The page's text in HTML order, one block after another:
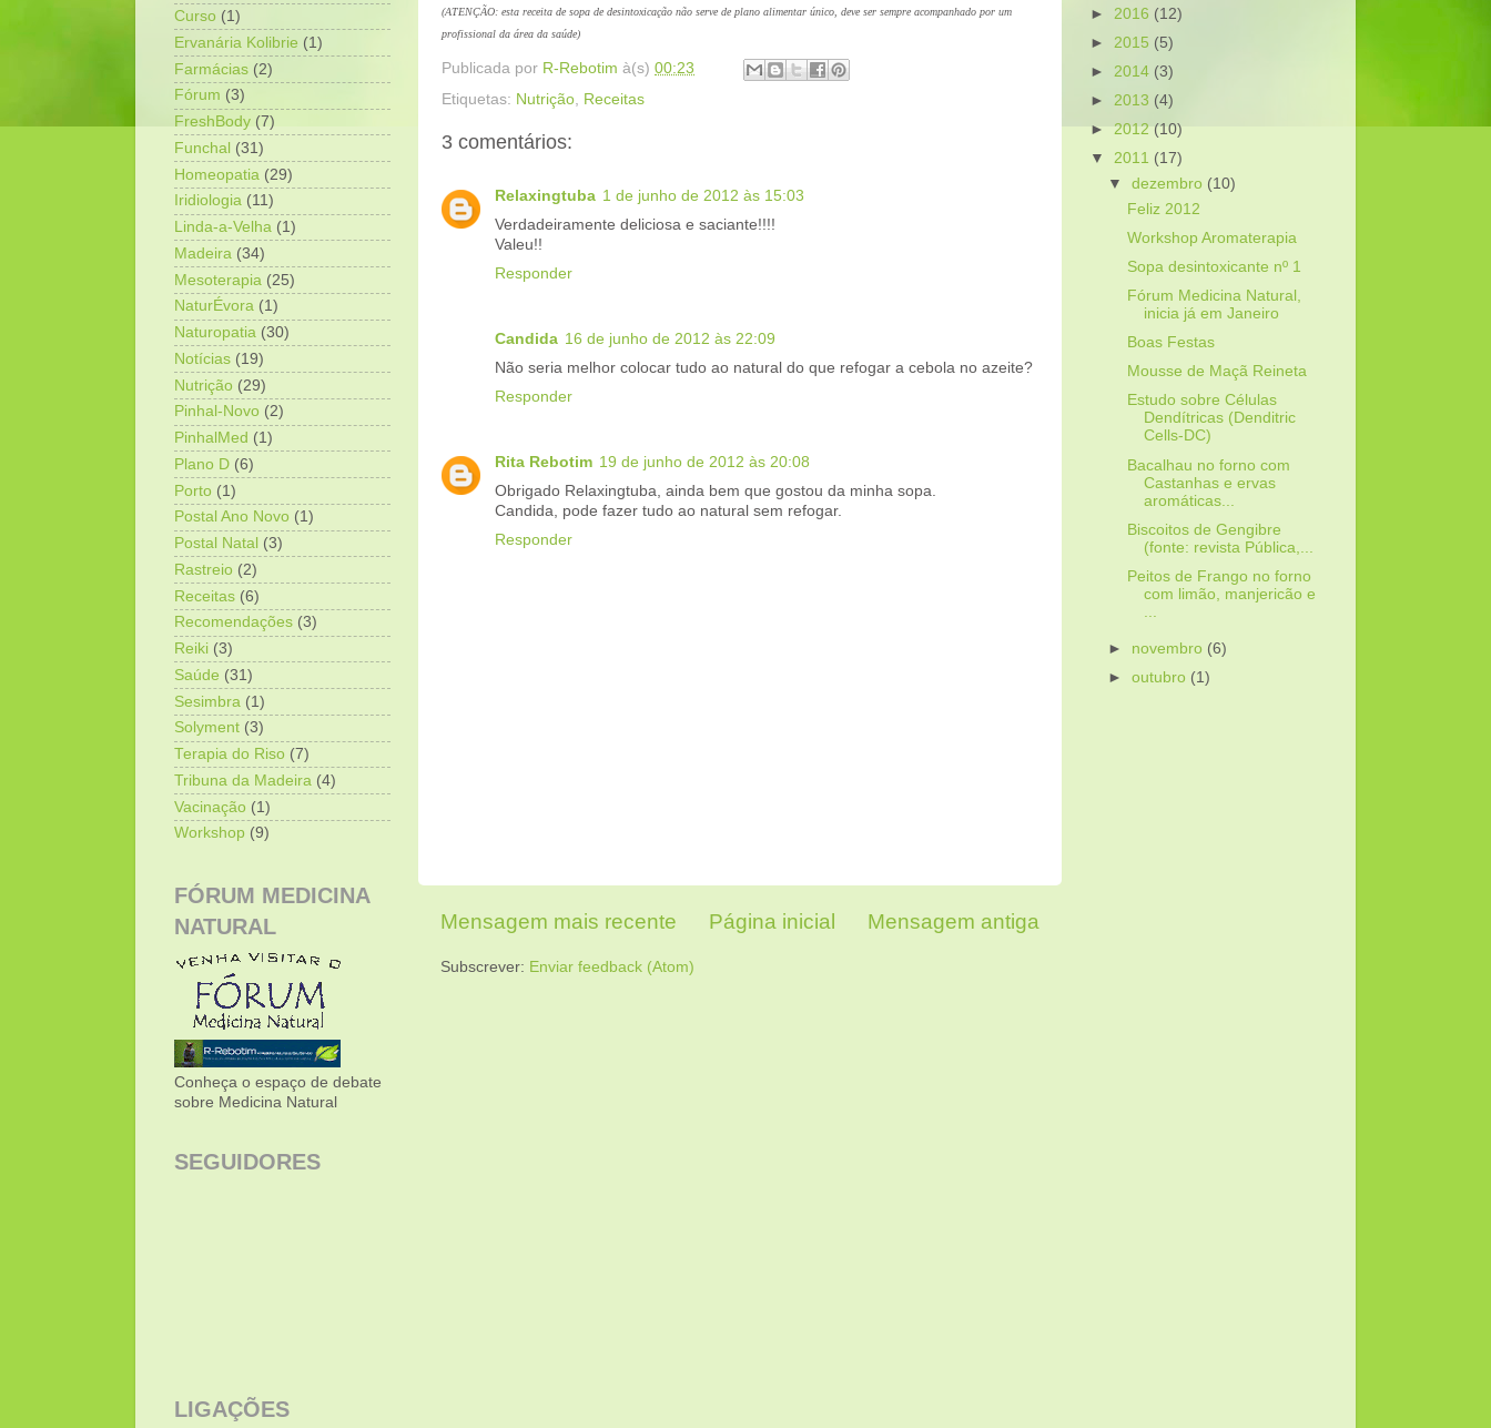
(ATENÇÃO: esta receita de sopa de desintoxicação não serve de plano alimentar único, deve ser sempre acompanhado por um
profissional da área da saúde)
Publicada por R-Rebotim à(s) 00:23
Etiquetas: Nutrição Receitas
3 comentários:
Relaxingtuba 1 de junho de 2012 às 15:03
Verdadeiramente deliciosa e saciante!!!!
Valeu!!
Responder
Candida 16 de junho de 2012 às 22:09
Não seria melhor colocar tudo ao natural do que refogar a cebola no azeite?
Responder
Rita Rebotim 19 de junho de 2012 às 20:08
Obrigado Relaxingtuba, ainda bem que gostou da minha sopa.
Candida, pode fazer tudo ao natural sem refogar.
Responder
Mensagem mais recente Mensagem antiga
Página inicial
Subscrever: Enviar feedback (Atom)
Curso (1)
Ervanária Kolibrie (1)
Farmácias (2)
Fórum (3)
FreshBody (7)
Funchal (31)
Homeopatia (29)
Iridiologia (11)
Linda-a-Velha (1)
Madeira (34)
Mesoterapia (25)
NaturÉvora (1)
Naturopatia (30)
Notícias (19)
Nutrição (29)
Pinhal-Novo (2)
PinhalMed (1)
Plano D (6)
Porto (1)
Postal Ano Novo (1)
Postal Natal (3)
Rastreio (2)
Receitas (6)
Recomendações (3)
Reiki (3)
Saúde (31)
Sesimbra (1)
Solyment (3)
Terapia do Riso (7)
Tribuna da Madeira (4)
Vacinação (1)
Workshop (9)
FÓRUM MEDICINA
NATURAL
Conheça o espaço de debate
sobre Medicina Natural
SEGUIDORES
LIGAÇÕES
► 2016 (12)
► 2015 (5)
► 2014 (3)
► 2013 (4)
► 2012 (10)
▼ 2011 (17)
▼dezembro (10)
Feliz 2012
Workshop Aromaterapia
Sopa desintoxicante nº 1
Fórum Medicina Natural,
inicia já em Janeiro
Boas Festas
Mousse de Maçã Reineta
Estudo sobre Células
Dendítricas (Denditric
Cells-DC)
Bacalhau no forno com
Castanhas e ervas
aromáticas...
Biscoitos de Gengibre
(fonte: revista Pública,...
Peitos de Frango no forno
com limão, manjericão e
► novembro (6)
►outubro (1)